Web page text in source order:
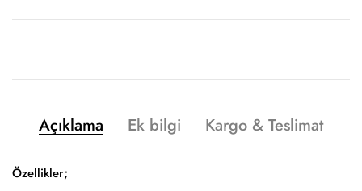
Açıklama Ek bilgi Kargo & Teslimat
Özellikler;